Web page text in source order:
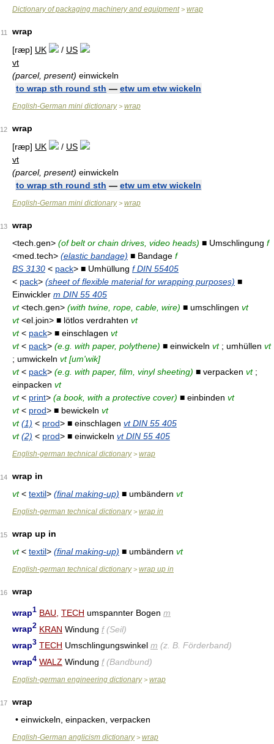
Dictionary of packaging machinery and equipment> wrap
11
wrap
[ræp] UK / US
vt
(parcel, present) einwickeln
to wrap sth round sth — etw um etw wickeln
English-German mini dictionary> wrap
12
wrap
[ræp] UK / US
vt
(parcel, present) einwickeln
to wrap sth round sth — etw um etw wickeln
English-German mini dictionary> wrap
13
wrap
<tech.gen> (of belt or chain drives, video heads) ■ Umschlingung f
<med.tech> (elastic bandage) ■ Bandage f
BS 3130 < pack> ■ Umhüllung f DIN 55405
< pack> (sheet of flexible material for wrapping purposes) ■
Einwickler m DIN 55 405
vt<tech.gen> (with twine, rope, cable, wire) ■ umschlingen vt
vt<el.join> ■ lötlos verdrahten vt
vt< pack> ■ einschlagen vt
vt< pack> (e.g. with paper, polythene) ■ einwickeln vt; umhüllen vt
; umwickeln vt [um'wik]
vt< pack> (e.g. with paper, film, vinyl sheeting) ■ verpacken vt;
einpacken vt
vt< print> (a book, with a protective cover) ■ einbinden vt
vt< prod> ■ bewickeln vt
vt (1) < prod> ■ einschlagen vt DIN 55 405
vt (2) < prod> ■ einwickeln vt DIN 55 405
English-german technical dictionary> wrap
14
wrap in
vt< textil> (final making-up) ■ umbändern vt
English-german technical dictionary> wrap in
15
wrap up in
vt< textil> (final making-up) ■ umbändern vt
English-german technical dictionary> wrap up in
16 wrap
wrap1 BAU TECH umspannter Bogen m
wrap2 KRAN Windung f(Seil)
wrap3 TECH Umschlingungswinkel m (z. B. Förderband)
wrap4 WALZ Windung f(Bandbund)
English-german engineering dictionary> wrap
17
wrap
• einwickeln, einpacken, verpacken
English-German anglicism dictionary> wrap